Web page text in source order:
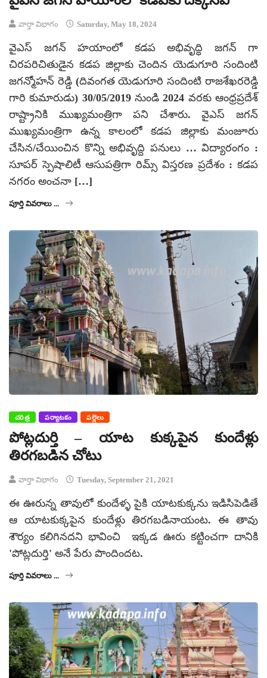
వార్తా విభాగం Saturday, May 18, 2024
వైఎస్ జగన్ హయాంలో కడప అభివృద్ధి జగన్ గా
చిరపరిచితుడైన కడప జిల్లాకు చెందిన యెడుగూరి సందింటి
జగన్మోహన్ రెడ్డి (దివంగత యెడుగూరి సందింటి రాజశేఖరరెడ్డి
గారి కుమారుడు) 30/05/2019 నుండి 2024 వరకు ఆంధ్రప్రదేశ్
రాష్ట్రానికి ముఖ్యమంత్రిగా పని చేశారు. వైఎస్ జగన్
ముఖ్యమంత్రిగా ఉన్న కాలంలో కడప జిల్లాకు మంజూరు
చేసిన/చేయించిన కొన్ని అభివృద్ది పనులు … విద్యారంగం :
సూపర్ స్పెషాలిటీ ఆసుపత్రిగా రిమ్స్ విస్తరణ ప్రదేశం : కడప
నగరం అంచనా […]
పూర్తి వివరాలు ...
చరిత్ర పర్యాటకం పల్లెలు
పోట్లదుర్తి – యాట కుక్కపైన కుందేళ్లు
తిరగబడిన చోటు
వార్తా విభాగం Tuesday, September 21, 2021
ఈ ఊరున్న తావులో కుందేళ్ళ పైకి యాటకుక్కను ఇడిసిపెడితే
ఆ యాటకుక్కపైన కుందేళ్లు తిరగబడినాయంట. ఈ తావు
శౌర్యం కలిగినదని భావించి ఇక్కడ ఊరు కట్టించగా దానికి
'పోట్లదుర్తి' అనే పేరు పొందిందట.
పూర్తి వివరాలు ...